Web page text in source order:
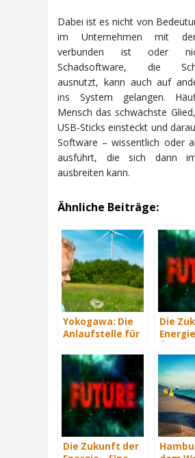
Dabei ist es nicht von
im Unternehmen mit
verbunden ist oder
Schadsoftware, die
ausnutzt, kann auch auf
ins System gelangen.
Mensch das schwächste
USB-Sticks einsteckt und
Software – wissentlich oder
ausführt, die sich dann
ausbreiten kann.
Ähnliche Beiträge:
Yokogawa: Die
Anlaufstelle für
automatisiere
Lösungen im
Energiemanagement
Die
Die Zukunft der